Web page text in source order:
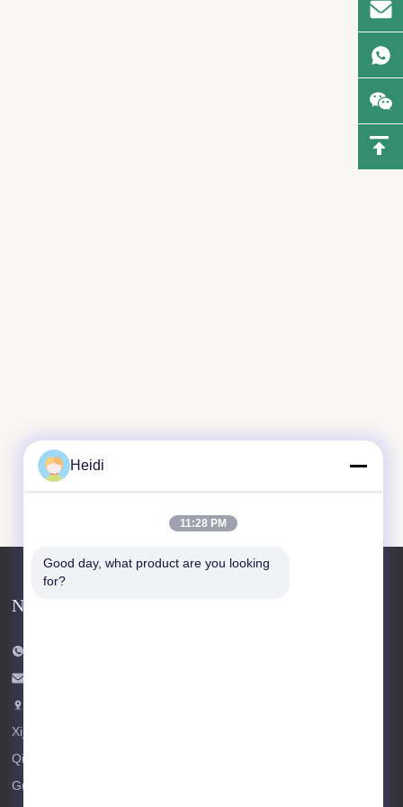
Neem contact met ons op
Xijiao Commercial and Trade Center, No. 165
Qiaozhong Middle Road, Liwan District,
Guangzhou City, Guangdong Provincie, China.
Heidi
11:28 PM
Good day, what product are you looking
for?